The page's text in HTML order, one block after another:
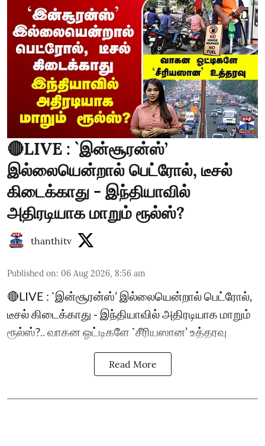
🔴LIVE : `இன்சூரன்ஸ்’
இல்லையென்றால் பெட்ரோல், டீசல்
கிடைக்காது - இந்தியாவில்
அதிரடியாக மாறும் ரூல்ஸ்?
thanthitv
Published on: 06 Aug 2026, 8:56 am
🔴LIVE : `இன்சூரன்ஸ்’ இல்லையென்றால் பெட்ரோல்,
டீசல் கிடைக்காது - இந்தியாவில் அதிரடியாக மாறும்
ரூல்ஸ்?.. வாகன ஓட்டிகளே `சீரியஸான’ உத்தரவு
Read More